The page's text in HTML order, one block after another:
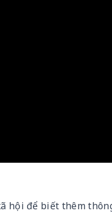
hội để biết thêm